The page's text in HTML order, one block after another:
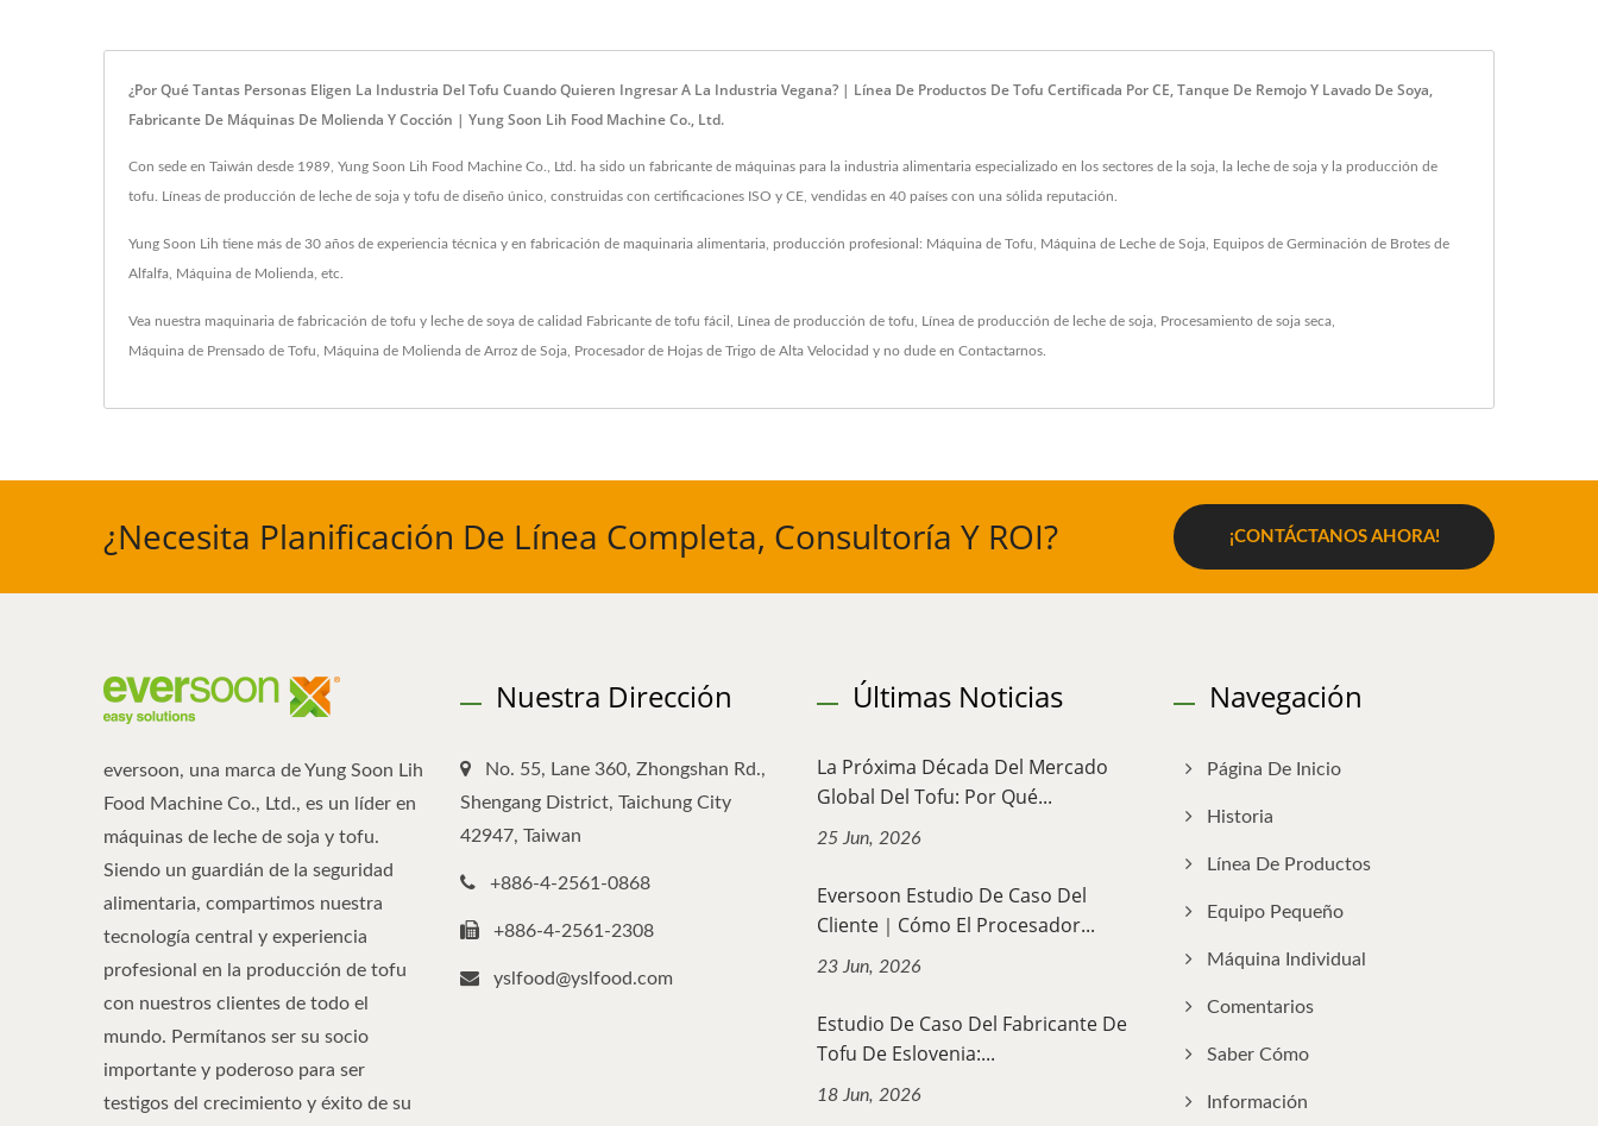
¿Por Qué Tantas Personas Eligen La Industria Del Tofu Cuando Quieren Ingresar A La Industria Vegana? | Línea De Productos De Tofu Certificada Por CE, Tanque De Remojo Y Lavado De Soya,
Fabricante De Máquinas De Molienda Y Cocción | Yung Soon Lih Food Machine Co., Ltd.
Con sede en Taiwán desde 1989, Yung Soon Lih Food Machine Co., Ltd. ha sido un fabricante de máquinas para la industria alimentaria especializado en los sectores de la soja, la leche de soja y la producción de
tofu. Líneas de producción de leche de soja y tofu de diseño único, construidas con certificaciones ISO y CE, vendidas en 40 países con una sólida reputación.
Yung Soon Lih tiene más de 30 años de experiencia técnica y en fabricación de maquinaria alimentaria, producción profesional: Máquina de Tofu, Máquina de Leche de Soja, Equipos de Germinación de Brotes de
Alfalfa, Máquina de Molienda, etc.
Vea nuestra maquinaria de fabricación de tofu y leche de soya de calidad Fabricante de tofu fácil Línea de producción de tofu Línea de producción de leche de soja Procesamiento de soja seca
Máquina de Prensado de Tofu Máquina de Molienda de Arroz de Soja Procesador de Hojas de Trigo de Alta Velocidad y no dude en Contactarnos
¿Necesita Planificación De Línea Completa, Consultoría Y ROI? ¡CONTÁCTANOS AHORA!
eversoon, una marca de Yung Soon Lih
Food Machine Co., Ltd., es un líder en
máquinas de leche de soja y tofu.
Siendo un guardián de la seguridad
alimentaria, compartimos nuestra
tecnología central y experiencia
profesional en la producción de tofu
con nuestros clientes de todo el
mundo. Permítanos ser su socio
importante y poderoso para ser
testigos del crecimiento y éxito de su
Nuestra Dirección
No. 55, Lane 360, Zhongshan Rd.,
Shengang District, Taichung City
42947, Taiwan
+886-4-2561-0868
+886-4-2561-2308
yslfood@yslfood.com
Últimas Noticias
La Próxima Década Del Mercado
Global Del Tofu: Por Qué...
25 Jun, 2026
Eversoon Estudio De Caso Del
Cliente｜Cómo El Procesador...
23 Jun, 2026
Estudio De Caso Del Fabricante De
Tofu De Eslovenia:...
18 Jun, 2026
Navegación
Página De Inicio
Historia
Línea De Productos
Equipo Pequeño
Máquina Individual
Comentarios
Saber Cómo
Información